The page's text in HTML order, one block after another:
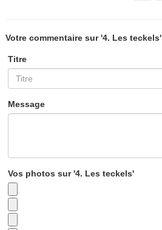
Votre commentaire sur '4. Les teckels'
Titre
Message
Vos photos sur '4. Les teckels'